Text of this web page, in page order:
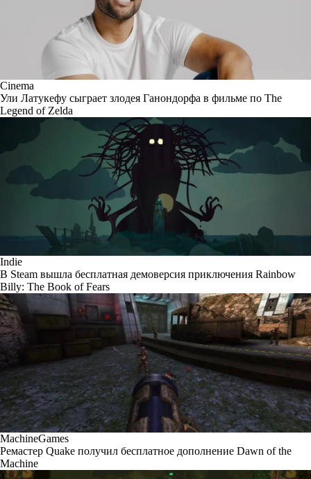
Cinema
Ули Латукефу сыграет злодея Ганондорфа в фильме по The
Legend of Zelda
Indie
В Steam вышла бесплатная демоверсия приключения Rainbow
Billy: The Book of Fears
MachineGames
Ремастер Quake получил бесплатное дополнение Dawn of the
Machine